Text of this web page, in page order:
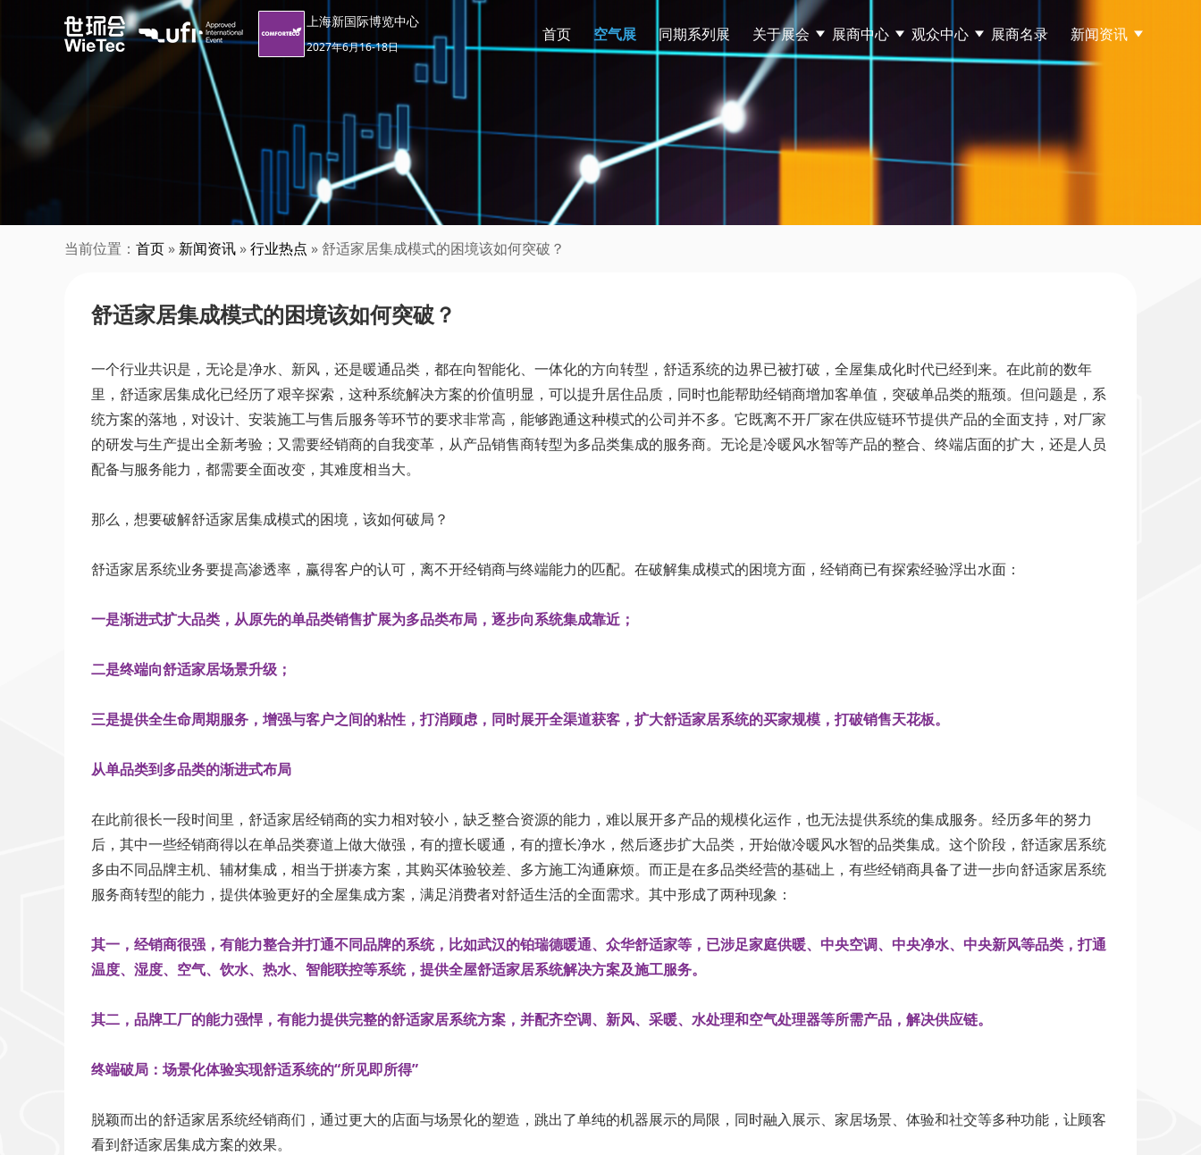
上海新国际博览中心
2027年6月16-18日
首页 空气展 同期系列展 关于展会 展商中心 观众中心 展商名录 新闻资讯
当前位置： 首页 » 新闻资讯 »行业热点 » 舒适家居集成模式的困境该如何突破？
舒适家居集成模式的困境该如何突破？
一个行业共识是，无论是净水、新风，还是暖通品类，都在向智能化、一体化的方向转型，舒适系统的边界已被打破，全屋集成化时代已经到来。在此前的数年
里，舒适家居集成化已经历了艰辛探索，这种系统解决方案的价值明显，可以提升居住品质，同时也能帮助经销商增加客单值，突破单品类的瓶颈。但问题是，系
统方案的落地，对设计、安装施工与售后服务等环节的要求非常高，能够跑通这种模式的公司并不多。它既离不开厂家在供应链环节提供产品的全面支持，对厂家
的研发与生产提出全新考验；又需要经销商的自我变革，从产品销售商转型为多品类集成的服务商。无论是冷暖风水智等产品的整合、终端店面的扩大，还是人员
配备与服务能力，都需要全面改变，其难度相当大。
那么，想要破解舒适家居集成模式的困境，该如何破局？
舒适家居系统业务要提高渗透率，赢得客户的认可，离不开经销商与终端能力的匹配。在破解集成模式的困境方面，经销商已有探索经验浮出水面：
一是渐进式扩大品类，从原先的单品类销售扩展为多品类布局，逐步向系统集成靠近；
二是终端向舒适家居场景升级；
三是提供全生命周期服务，增强与客户之间的粘性，打消顾虑，同时展开全渠道获客，扩大舒适家居系统的买家规模，打破销售天花板。
从单品类到多品类的渐进式布局
在此前很长一段时间里，舒适家居经销商的实力相对较小，缺乏整合资源的能力，难以展开多产品的规模化运作，也无法提供系统的集成服务。经历多年的努力
后，其中一些经销商得以在单品类赛道上做大做强，有的擅长暖通，有的擅长净水，然后逐步扩大品类，开始做冷暖风水智的品类集成。这个阶段，舒适家居系统
多由不同品牌主机、辅材集成，相当于拼凑方案，其购买体验较差、多方施工沟通麻烦。而正是在多品类经营的基础上，有些经销商具备了进一步向舒适家居系统
服务商转型的能力，提供体验更好的全屋集成方案，满足消费者对舒适生活的全面需求。其中形成了两种现象：
其一，经销商很强，有能力整合并打通不同品牌的系统，比如武汉的铂瑞德暖通、众华舒适家等，已涉足家庭供暖、中央空调、中央净水、中央新风等品类，打通
温度、湿度、空气、饮水、热水、智能联控等系统，提供全屋舒适家居系统解决方案及施工服务。
其二，品牌工厂的能力强悍，有能力提供完整的舒适家居系统方案，并配齐空调、新风、采暖、水处理和空气处理器等所需产品，解决供应链。
终端破局：场景化体验实现舒适系统的“所见即所得”
脱颖而出的舒适家居系统经销商们，通过更大的店面与场景化的塑造，跳出了单纯的机器展示的局限，同时融入展示、家居场景、体验和社交等多种功能，让顾客
看到舒适家居集成方案的效果。